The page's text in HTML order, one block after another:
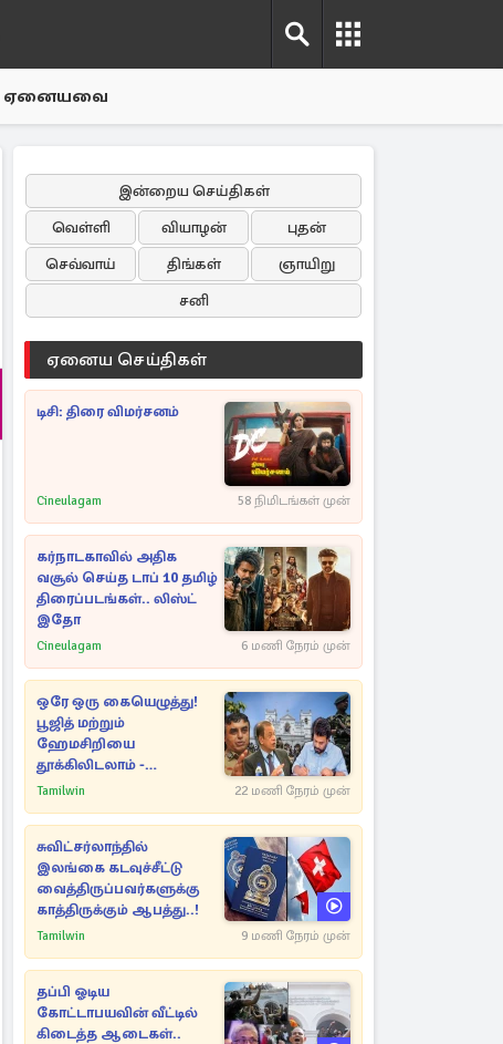
ஏனையவை
இன்றைய செய்திகள்
வெள்ளி
வியாழன்
புதன்
செவ்வாய்
திங்கள்
ஞாயிறு
சனி
ஏனைய செய்திகள்
டிசி: திரை விமர்சனம்
Cineulagam 58 நிமிடங்கள் முன்
கர்நாடகாவில் அதிக
வசூல் செய்த டாப் 10 தமிழ்
திரைப்படங்கள்.. லிஸ்ட்
இதோ
Cineulagam 6 மணி நேரம் முன்
ஒரே ஒரு கையெழுத்து!
பூஜித் மற்றும்
ஹேமசிறியை
தூக்கிலிடலாம் -
அநுரவுக்குச் சென்ற
Tamilwin 22 மணி நேரம் முன்
சுவிட்சர்லாந்தில்
இலங்கை கடவுச்சீட்டு
வைத்திருப்பவர்களுக்கு
காத்திருக்கும் ஆபத்து..!
Tamilwin 9 மணி நேரம் முன்
தப்பி ஓடிய
கோட்டாபயவின் வீட்டில்
கிடைத்த ஆடைகள்..